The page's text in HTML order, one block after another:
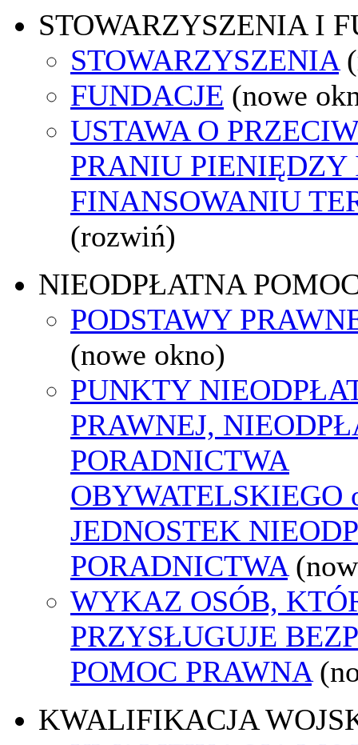
STOWARZYSZENIA I
STOWARZYSZENIA
FUNDACJE (nowe
USTAWA O
PRANIU PIENIĘDZY
FINANSOWANIU
(rozwiń)
NIEODPŁATNA
PODSTAWY
(nowe okno)
PUNKTY
PRAWNEJ,
PORADNICTWA
OBYWATELSKIEGO
JEDNOSTEK
PORADNICTWA
WYKAZ OSÓB,
PRZYSŁUGUJE
POMOC PRAWNA
KWALIFIKACJA